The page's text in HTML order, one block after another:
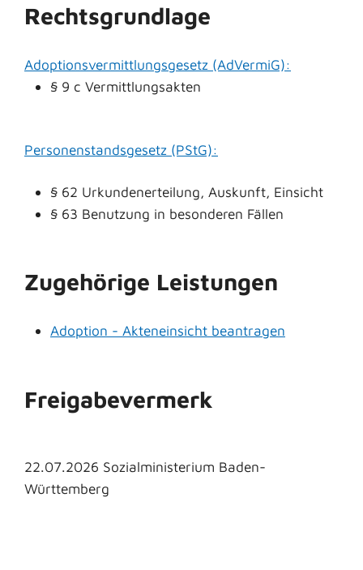
Rechtsgrundlage
Adoptionsvermittlungsgesetz (AdVermiG):
§ 9 c Vermittlungsakten
Personenstandsgesetz (PStG):
§ 62 Urkundenerteilung, Auskunft, Einsicht
§ 63 Benutzung in besonderen Fällen
Zugehörige Leistungen
Adoption - Akteneinsicht beantragen
Freigabevermerk
22.07.2026 Sozialministerium Baden-
Württemberg